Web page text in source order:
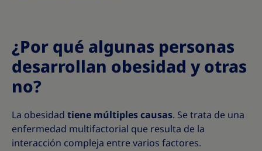
¿Por qué algunas personas
desarrollan obesidad y otras
no?
La obesidad tiene múltiples causas. Se trata de una
enfermedad multifactorial que resulta de la
interacción compleja entre varios factores.